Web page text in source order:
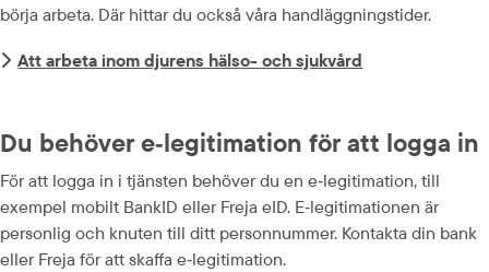
börja arbeta. Där hittar du också våra handläggningstider.
Att arbeta inom djurens hälso- och sjukvård
Du behöver e‑legitimation för att logga in
För att logga in i tjänsten behöver du en e‑legitimation, till
exempel mobilt BankID eller Freja eID. E‑legitimationen är
personlig och knuten till ditt personnummer. Kontakta din bank
eller Freja för att skaffa e‑legitimation.